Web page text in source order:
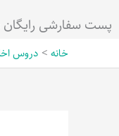
پست سفارشی رایگان برای
خانه دروس